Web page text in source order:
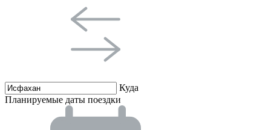
Куда
Планируемые даты поездки